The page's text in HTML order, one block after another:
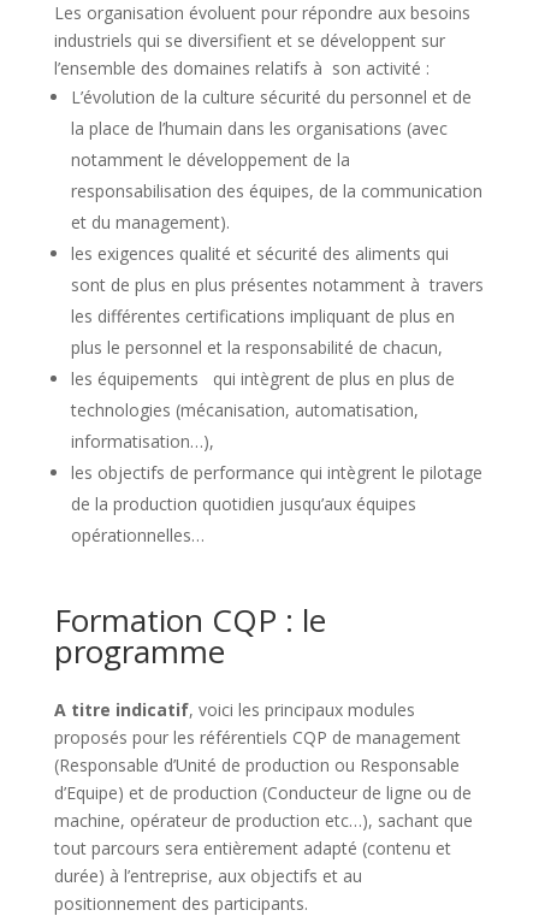
Les organisation évoluent pour répondre aux besoins
industriels qui se diversifient et se développent sur
l’ensemble des domaines relatifs à son activité :
L’évolution de la culture sécurité du personnel et de
la place de l’humain dans les organisations (avec
notamment le développement de la
responsabilisation des équipes, de la communication
et du management).
les exigences qualité et sécurité des aliments qui
sont de plus en plus présentes notamment à travers
les différentes certifications impliquant de plus en
plus le personnel et la responsabilité de chacun,
les équipements qui intègrent de plus en plus de
technologies (mécanisation, automatisation,
informatisation…),
les objectifs de performance qui intègrent le pilotage
de la production quotidien jusqu’aux équipes
opérationnelles…
Formation CQP : le
programme
A titre indicatif, voici les principaux modules
proposés pour les référentiels CQP de management
(Responsable d’Unité de production ou Responsable
d’Equipe) et de production (Conducteur de ligne ou de
machine, opérateur de production etc…), sachant que
tout parcours sera entièrement adapté (contenu et
durée) à l’entreprise, aux objectifs et au
positionnement des participants.